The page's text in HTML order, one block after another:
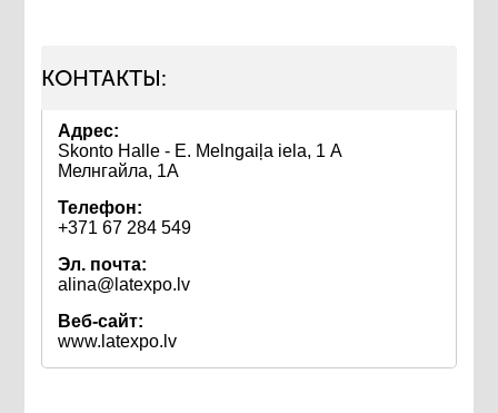
КОНТАКТЫ:
Адрес:
Skonto Halle - E. Melngaiļa iela, 1 А
Мелнгайла, 1А
Телефон:
+371 67 284 549
Эл. почта:
alina@latexpo.lv
Веб-сайт:
www.latexpo.lv